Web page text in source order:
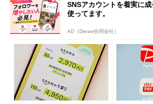
SNSアカウントを着実に
使ってます。
AD（Dreaw合同会社）